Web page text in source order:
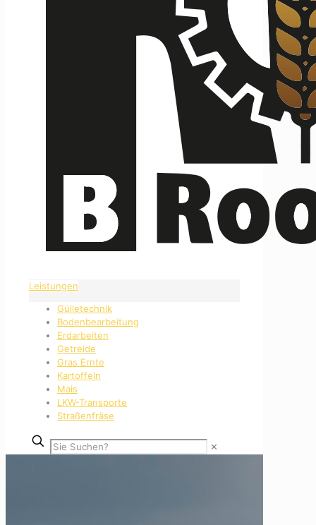
Leistungen
Gülletechnik
Bodenbearbeitung
Erdarbeiten
Getreide
Gras Ernte
Kartoffeln
Mais
LKW-Transporte
Straßenfräse
✕